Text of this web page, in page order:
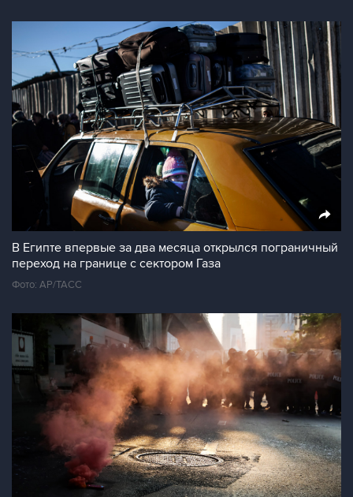
В Египте впервые за два месяца открылся пограничный
переход на границе с сектором Газа
Фото: AP/ТАСС